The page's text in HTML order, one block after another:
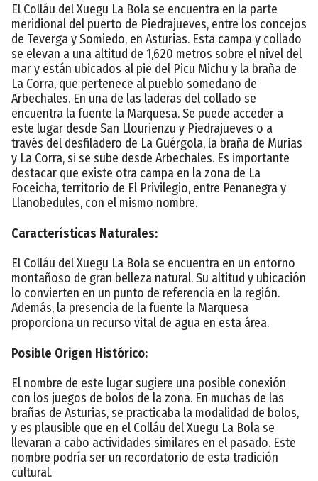
El Colláu del Xuegu La Bola se encuentra en la parte
meridional del puerto de Piedrajueves, entre los concejos
de Teverga y Somiedo, en Asturias. Esta campa y collado
se elevan a una altitud de 1,620 metros sobre el nivel del
mar y están ubicados al pie del Picu Michu y la braña de
La Corra, que pertenece al pueblo somedano de
Arbechales. En una de las laderas del collado se
encuentra la fuente la Marquesa. Se puede acceder a
este lugar desde San Llourienzu y Piedrajueves o a
través del desfiladero de La Guérgola, la braña de Murias
y La Corra, si se sube desde Arbechales. Es importante
destacar que existe otra campa en la zona de La
Foceicha, territorio de El Privilegio, entre Penanegra y
Llanobedules, con el mismo nombre.
Características Naturales:
El Colláu del Xuegu La Bola se encuentra en un entorno
montañoso de gran belleza natural. Su altitud y ubicación
lo convierten en un punto de referencia en la región.
Además, la presencia de la fuente la Marquesa
proporciona un recurso vital de agua en esta área.
Posible Origen Histórico:
El nombre de este lugar sugiere una posible conexión
con los juegos de bolos de la zona. En muchas de las
brañas de Asturias, se practicaba la modalidad de bolos,
y es plausible que en el Colláu del Xuegu La Bola se
llevaran a cabo actividades similares en el pasado. Este
nombre podría ser un recordatorio de esta tradición
cultural.